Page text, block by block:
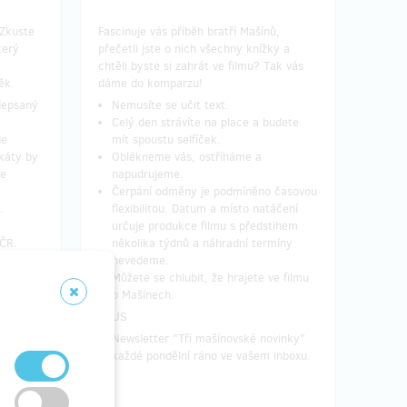
by
Fascinuje vás příběh bratří Mašínů,
přečetli jste o nich všechny knížky a
chtěli byste si zahrát ve filmu? Tak vás
dáme do komparzu!
Nemusíte se učit text.
Celý den strávíte na place a budete
mít spoustu selfíček.
Oblékneme vás, ostříháme a
napudrujeme.
Čerpání odměny je podmíněno časovou
flexibilitou. Datum a místo natáčení
určuje produkce filmu s předstihem
několika týdnů a náhradní termíny
nevedeme.
Můžete se chlubit, že hrajete ve filmu
o Mašínech.
PLUS​
Newsletter "Tři mašínovské novinky"
každé pondělní ráno ve vašem inboxu.